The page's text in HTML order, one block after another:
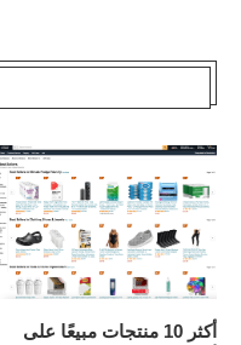
أكثر 10 منتجات مبيعًا على